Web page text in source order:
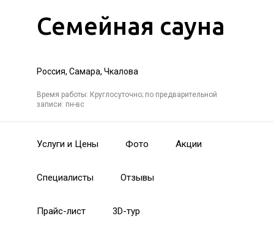
Семейная сауна
Россия, Самара, Чкалова
Время работы: Круглосуточно; по предварительной
записи: пн-вс
Услуги и Цены Фото Акции
Специалисты Отзывы
Прайс-лист 3D-тур